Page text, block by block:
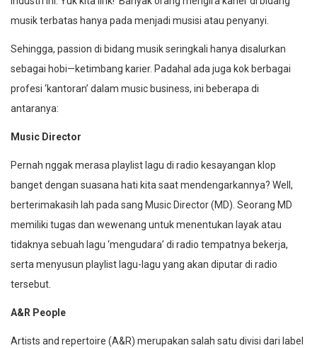
musik terbatas hanya pada menjadi musisi atau penyanyi.
Sehingga, passion di bidang musik seringkali hanya disalurkan
sebagai hobi—ketimbang karier. Padahal ada juga kok berbagai
profesi ‘kantoran’ dalam music business, ini beberapa di
antaranya:
Music Director
Pernah nggak merasa playlist lagu di radio kesayangan klop
banget dengan suasana hati kita saat mendengarkannya? Well,
berterimakasih lah pada sang Music Director (MD). Seorang MD
memiliki tugas dan wewenang untuk menentukan layak atau
tidaknya sebuah lagu ‘mengudara’ di radio tempatnya bekerja,
serta menyusun playlist lagu-lagu yang akan diputar di radio
tersebut.
A&R People
Artists and repertoire (A&R) merupakan salah satu divisi dari label